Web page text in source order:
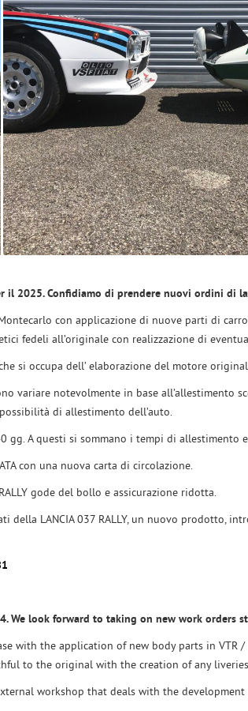
il 2025. Confidiamo di prendere nuovi ordini di
con applicazione di nuove parti di
all’originale con realizzazione di eventuali
si occupa dell’ elaborazione del motore
variare notevolmente in base all’allestimento
di allestimento dell’auto.
A questi si sommano i tempi di allestimento
con una nuova carta di circolazione.
gode del bollo e assicurazione ridotta.
LANCIA 037 RALLY, un nuovo prodotto,
We look forward to taking on new work orders
with the application of new body parts in
to the original with the creation of any liveries
workshop that deals with the